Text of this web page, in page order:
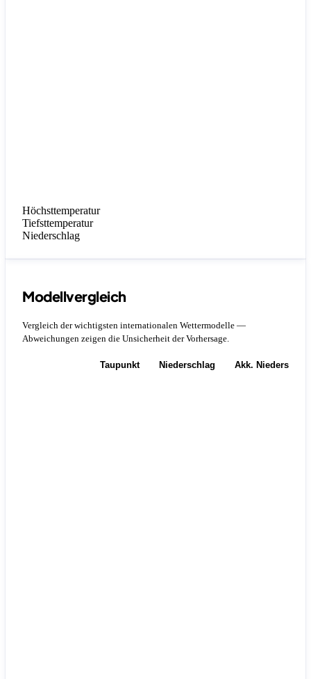
Höchsttemperatur
Tiefsttemperatur
Niederschlag
Modellvergleich
Vergleich der wichtigsten internationalen Wettermodelle —
Abweichungen zeigen die Unsicherheit der Vorhersage.
Taupunkt Niederschlag Akk.